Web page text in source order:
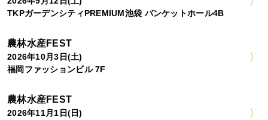
TKPガーデンシティPREMIUM池袋 バンケットホール4B
農林水産FEST
2026年10月3日(土)
福岡ファッションビル 7F
農林水産FEST
2026年11月1日(日)